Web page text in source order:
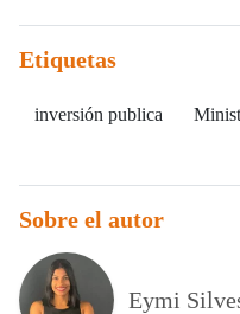
Etiquetas
inversión publica
Sobre el autor
Eymi